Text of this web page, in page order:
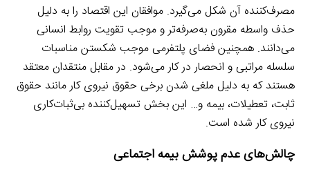
مصرف‌کننده آن شکل می‌گیرد. موافقان این اقتصاد را به دلیل
حذف واسطه مقرون به‌صرفه‌تر و موجب تقویت روابط انسانی
می‌دانند. همچنین فضای پلتفرمی موجب شکستن مناسبات
سلسله مراتبی و انحصار در کار می‌شود. در مقابل منتقدان معتقد
هستند که به دلیل ملغی شدن برخی حقوق نیروی کار مانند حقوق
ثابت، تعطیلات، بیمه و… این بخش تسهیل‌کننده بی‌ثبات‌کاری
نیروی کار شده است.
چالش‌های عدم پوشش بیمه اجتماعی